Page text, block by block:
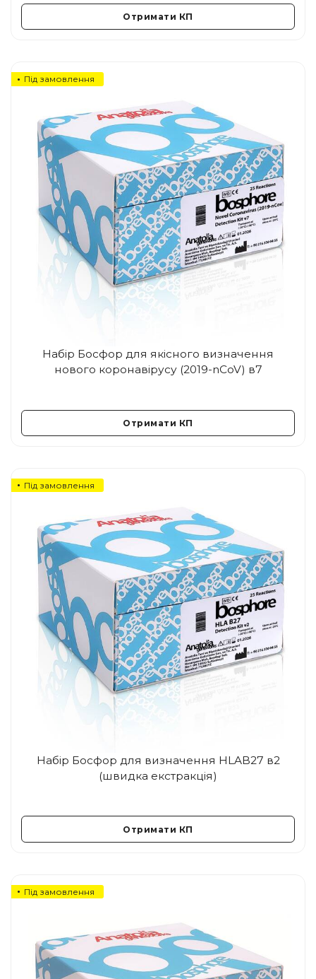
Отримати КП
Під замовлення
Набір Босфор для якісного визначення
нового коронавірусу (2019-nCoV) в7
Отримати КП
Під замовлення
Набір Босфор для визначення HLAB27 в2
(швидка екстракція)
Отримати КП
Під замовлення